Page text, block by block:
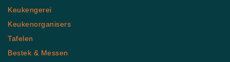
Keukengerei
Keukenorganisers
Tafelen
Bestek & Messen